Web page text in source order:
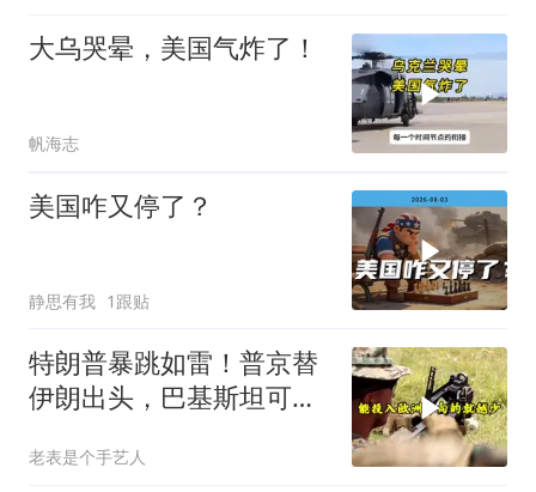
大乌哭晕，美国气炸了！
帆海志
美国咋又停了？
静思有我 1跟贴
特朗普暴跳如雷！普京替
伊朗出头，巴基斯坦可能
老表是个手艺人